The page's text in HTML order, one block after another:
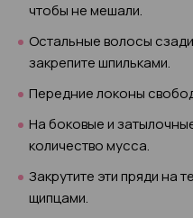
чтобы не мешали.
Остальные волосы
закрепите шпильками.
Передние локоны
На боковые и
количество мусса.
Закрутите эти пряди на
щипцами.